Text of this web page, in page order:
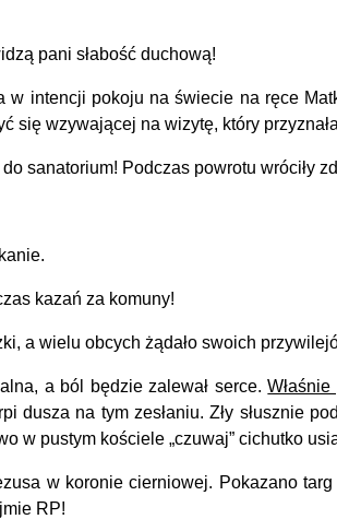
pani słabość duchową!
intencji pokoju na świecie na ręce
się wzywającej na wizytę, który
sanatorium! Podczas powrotu wróciły
kazań za komuny!
a wielu obcych żądało swoich
a ból będzie zalewał serce.
dusza na tym zesłaniu. Zły słusznie
w pustym kościele „czuwaj” cichutko
w koronie cierniowej. Pokazano
RP!